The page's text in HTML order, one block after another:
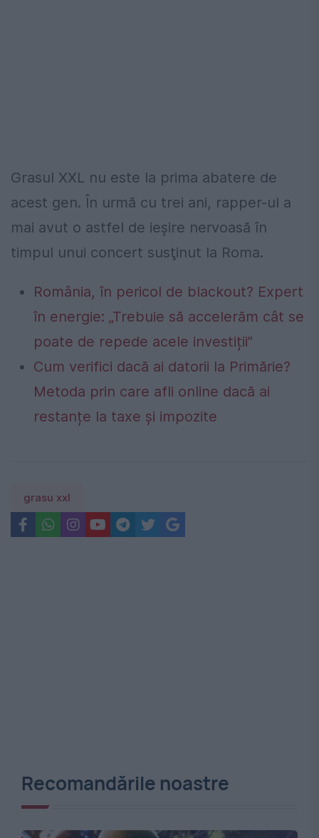
Grasul XXL nu este la prima abatere de
acest gen. În urmă cu trei ani, rapper-ul a
mai avut o astfel de ieşire nervoasă în
timpul unui concert susţinut la Roma.
România, în pericol de blackout? Expert
în energie: „Trebuie să accelerăm cât se
poate de repede acele investiții”
Cum verifici dacă ai datorii la Primărie?
Metoda prin care afli online dacă ai
restanțe la taxe și impozite
grasu xxl
Recomandările noastre